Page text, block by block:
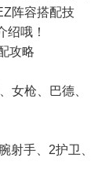
阵容搭配技
绍哦！
攻略
枪、巴德、
手、2护卫、